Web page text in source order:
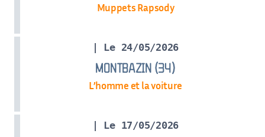
Muppets Rapsody
| Le 24/05/2026
MONTBAZIN (34)
L’homme et la voiture
| Le 17/05/2026